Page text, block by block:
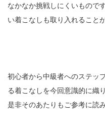
なかなか挑戦しにくいもので
い着こなしも取り入れること
初心者から中級者へのステッ
る着こなしを今回意識的に織
是非そのあたりもご参考に読